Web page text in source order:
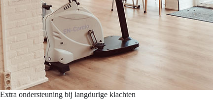
Extra ondersteuning bij langdurige klachten